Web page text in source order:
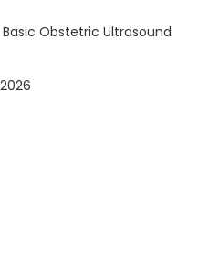
Obstetric Ultrasound